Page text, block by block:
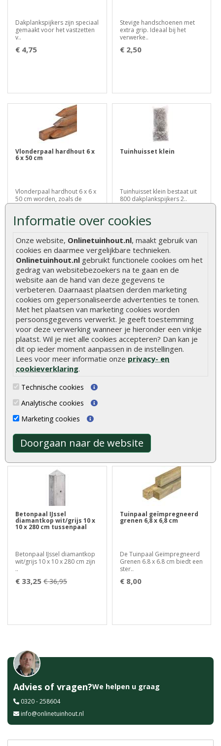
Informatie over cookies
Onze website, Onlinetuinhout.nl, maakt gebruik van
cookies en daarmee vergelijkbare technieken.
Onlinetuinhout.nl gebruikt functionele cookies om het
gedrag van websitebezoekers na te gaan en de
website aan de hand van deze gegevens te
verbeteren. Daarnaast plaatsen derden marketing
cookies om gepersonaliseerde advertenties te tonen.
Met het plaatsen van marketing cookies worden
persoonsgegevens verwerkt. Je geeft toestemming
voor deze verwerking wanneer je hieronder een vinkje
plaatst. Wil je niet alle cookies accepteren? Dan kan je
dit op ieder moment aanpassen in de instellingen.
Lees voor meer informatie onze privacy- en
cookieverklaring.
Technische cookies
Analytische cookies
Marketing cookies
Doorgaan naar de website
Dakplankspijkers zijn speciaal
gemaakt voor het vastzetten
v..
€ 4,75
Stevige handschoenen met
extra grip. Ideaal bij het
verwerke..
€ 2,50
Vlonderpaal hardhout 6 x
6 x 50 cm
Vlonderpaal hardhout 6 x 6 x
50 cm worden, zoals de
naam al ..
€ 3,00
Tuinhuisset klein
Tuinhuisset klein bestaat uit
800 dakplankspijkers 2..
Klanten kochten ook
Tuinhek recht
geïmpregneerd 80 x 180
cm
Tuinhek recht geïmpregneerd
80 x 180 cm vindt u nergens
goed..
Vlonderplank grenen
geïmpregneerd 2,8 x 14,5 x
300 cm
Betonpaal IJssel
diamantkop wit/grijs 10 x
10 x 280 cm tussenpaal
Betonpaal IJssel diamantkop
wit/grijs 10 x 10 x 280 cm zijn
..
€ 33,25 € 36,95
Tuinpaal geïmpregneerd
grenen 6,8 x 6,8 cm
De Tuinpaal Geïmpregneerd
Grenen 6.8 x 6.8 cm biedt een
ster..
€ 8,00
Advies of vragen?We helpen u graag
0320 - 258604
info@onlinetuinhout.nl